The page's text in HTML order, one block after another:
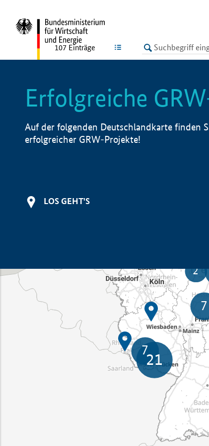
LISTE
107 Einträge
Erfolgreiche
Auf der folgenden Deutschlandkarte finden
erfolgreicher GRW-Projekte!
LOS GEHT'S